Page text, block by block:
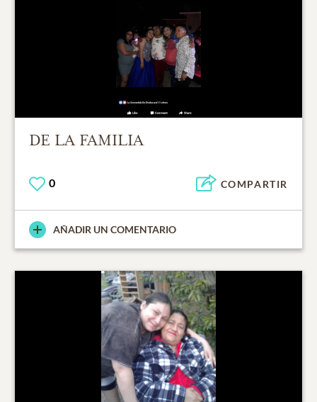
DE LA FAMILIA
0 COMPARTIR
AÑADIR UN COMENTARIO